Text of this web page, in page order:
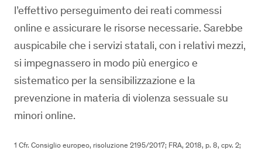
l’effettivo perseguimento dei reati commessi
online e assicurare le risorse necessarie. Sarebbe
auspicabile che i servizi statali, con i relativi mezzi,
si impegnassero in modo più energico e
sistematico per la sensibilizzazione e la
prevenzione in materia di violenza sessuale su
minori online.
1 Cfr. Consiglio europeo, risoluzione 2195/2017; FRA, 2018, p. 8, cpv. 2;